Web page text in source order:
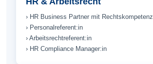
› HR Business Partner mit Rechts­kompetenz
› Personal­referent:in
› Arbeitsrecht­referent:in
› HR Compliance Manager:in